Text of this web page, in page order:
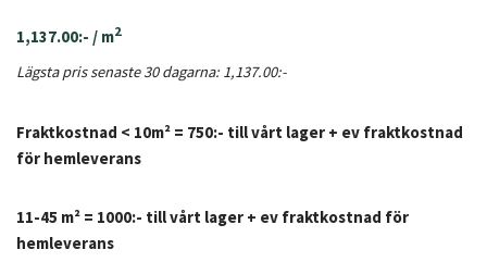
1,137.00:- / m2
Lägsta pris senaste 30 dagarna: 1,137.00:-
Fraktkostnad < 10m² = 750:- till vårt lager + ev fraktkostnad
för hemleverans
11-45 m² = 1000:- till vårt lager + ev fraktkostnad för
hemleverans